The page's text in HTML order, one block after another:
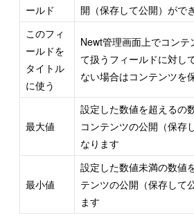
ールド
開（保存して公開）がで
このフィ
ールドを
タイトル
に使う
Newt管理画面上でコンテ
て扱うフィールドに対し
ない場合はコンテンツを
最大値
設定した数値を超えるの
コンテンツの公開（保存
なります
最小値
設定した数値未満の数値
テンツの公開（保存して
ます